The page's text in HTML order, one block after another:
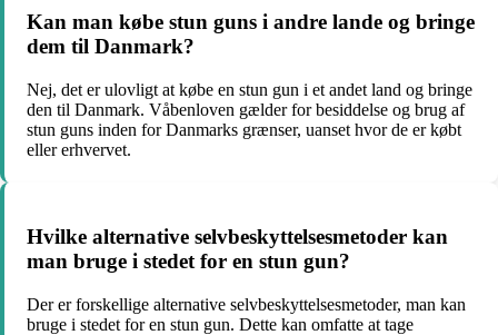
Kan man købe stun guns i andre lande og bringe
dem til Danmark?
Nej, det er ulovligt at købe en stun gun i et andet land og bringe
den til Danmark. Våbenloven gælder for besiddelse og brug af
stun guns inden for Danmarks grænser, uanset hvor de er købt
eller erhvervet.
Hvilke alternative selvbeskyttelsesmetoder kan
man bruge i stedet for en stun gun?
Der er forskellige alternative selvbeskyttelsesmetoder, man kan
bruge i stedet for en stun gun. Dette kan omfatte at tage